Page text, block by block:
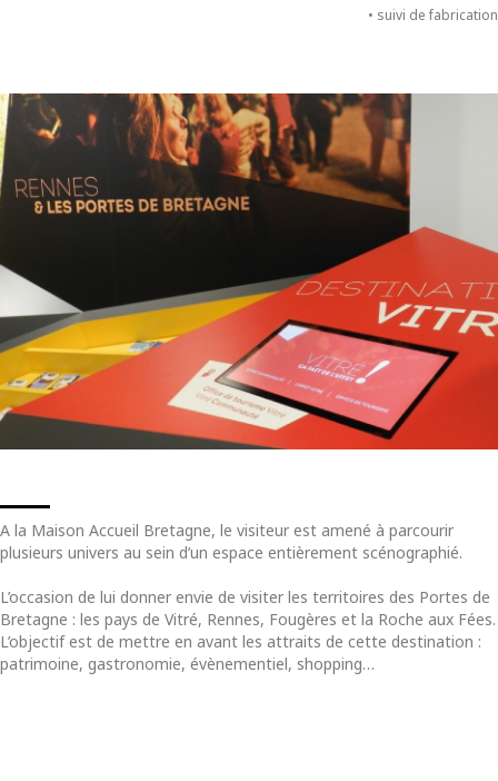
• suivi de fabrication
A la Maison Accueil Bretagne, le visiteur est amené à parcourir
plusieurs univers au sein d’un espace entièrement scénographié.
L’occasion de lui donner envie de visiter les territoires des Portes de
Bretagne : les pays de Vitré, Rennes, Fougères et la Roche aux Fées.
L’objectif est de mettre en avant les attraits de cette destination :
patrimoine, gastronomie, évènementiel, shopping…